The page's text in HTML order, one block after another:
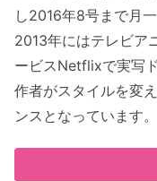
し2016年8号まで月
2013年にはテレビア
ービスNetflixで実写
作者がスタイルを変
ンスとなっています。